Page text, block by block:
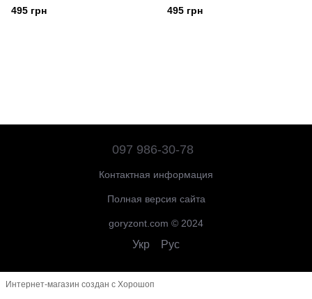
495 грн 495 грн
097 986-30-78
Контактная информация
Полная версия сайта
goryzont.com © 2024
Укр Рус
Интернет-магазин создан с Хорошоп